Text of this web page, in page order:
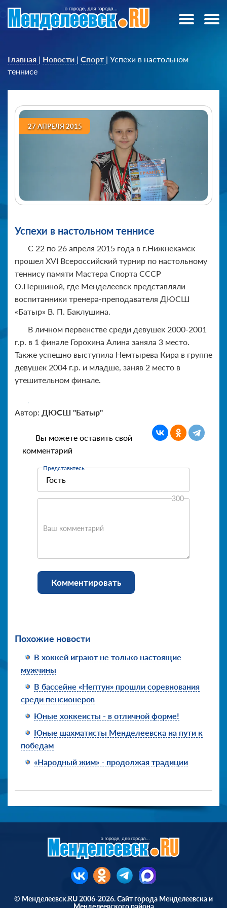
Главная | Новости | Спорт | Успехи в настольном
теннисе
27 АПРЕЛЯ 2015
Успехи в настольном теннисе
С 22 по 26 апреля 2015 года в г.Нижнекамск
прошел XVI Всероссийский турнир по настольному
теннису памяти Мастера Спорта СССР
О.Першиной, где Менделеевск представляли
воспитанники тренера-преподавателя ДЮСШ
«Батыр» В. П. Баклушина.
В личном первенстве среди девушек 2000-2001
г.р. в 1 финале Горохина Алина заняла 3 место.
Также успешно выступила Немтырева Кира в группе
девушек 2004 г.р. и младше, заняв 2 место в
утешительном финале.
Автор: ДЮСШ "Батыр"
Вы можете оставить свой
комментарий
Представьтесь
Ваш комментарий
300
Комментировать
Похожие новости
В хоккей играют не только настоящие
мужчины
В бассейне «Нептун» прошли соревнования
среди пенсионеров
Юные хоккеисты - в отличной форме!
Юные шахматисты Менделеевска на пути к
победам
«Народный жим» - продолжая традиции
© Менделеевск.RU 2006-2026. Сайт города Менделеевска и
Менделеевского района